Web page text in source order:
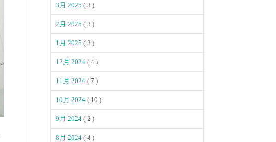
3月 2025 ( 3 )
2月 2025 ( 3 )
1月 2025 ( 3 )
12月 2024 ( 4 )
11月 2024 ( 7 )
10月 2024 ( 10 )
9月 2024 ( 2 )
8月 2024 ( 4 )